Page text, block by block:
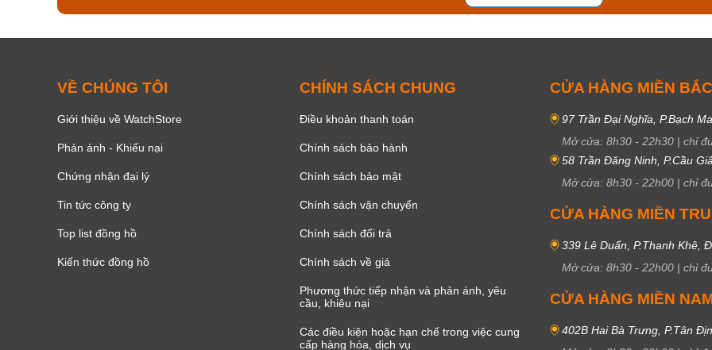
VỀ CHÚNG TÔI
Giới thiệu về WatchStore
Phản ánh - Khiếu nại
Chứng nhận đại lý
Tin tức công ty
Top list đồng hồ
Kiến thức đồng hồ
CHÍNH SÁCH CHUNG
Điều khoản thanh toán
Chính sách bảo hành
Chính sách bảo mật
Chính sách vận chuyển
Chính sách đổi trả
Chính sách về giá
Phương thức tiếp nhận và phản ánh, yêu
cầu, khiêu nại
Các điều kiện hoặc hạn chế trong việc cung
cấp hàng hóa, dịch vụ
CỬA HÀNG MIỀN BẮC
97 Trần Đại Nghĩa, P.Bạch
Mở cửa: 8h30 - 22h30 | chỉ
58 Trần Đăng Ninh, P.Cầu
Mở cửa: 8h30 - 22h00 | chỉ
CỬA HÀNG MIỀN
339 Lê Duẩn, P.Thanh Khê,
Mở cửa: 8h30 - 22h00 | chỉ
CỬA HÀNG MIỀN
402B Hai Bà Trưng, P.Tân